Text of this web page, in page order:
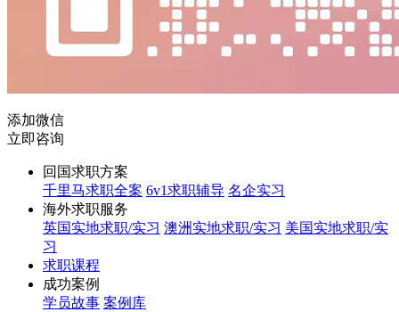
添加微信
立即咨询
回国求职方案
千里马求职全案 6v1求职辅导 名企实习
海外求职服务
英国实地求职/实习 澳洲实地求职/实习 美国实地求职/实
习
求职课程
成功案例
学员故事 案例库